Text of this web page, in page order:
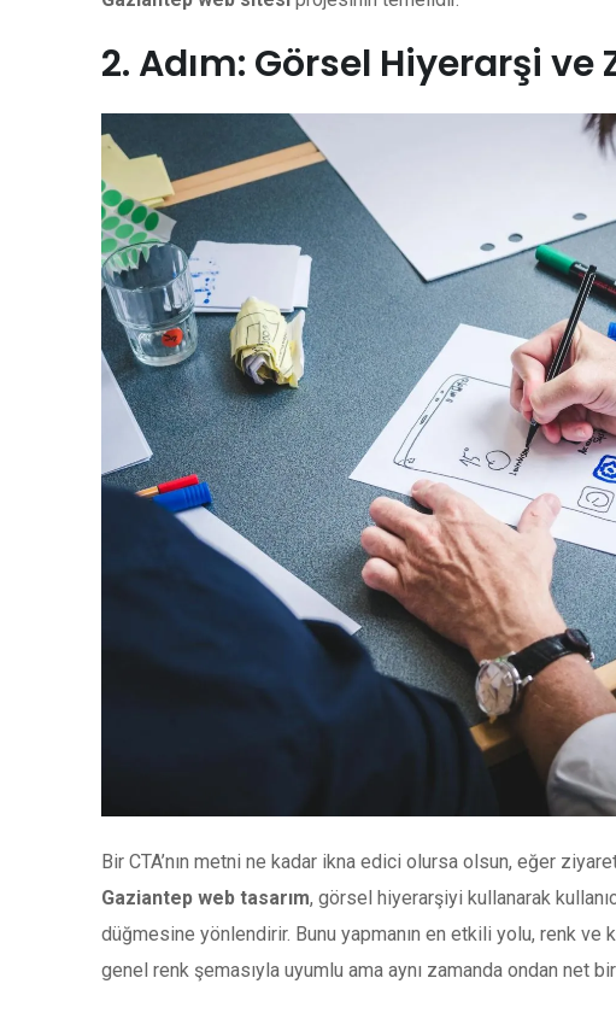
2. Adım: Görsel Hiyerarşi ve
Bir CTA’nın metni ne kadar ikna edici olursa olsun, eğer
Gaziantep web tasarım, görsel hiyerarşiyi kullanarak
düğmesine yönlendirir. Bunu yapmanın en etkili yolu, renk ve
genel renk şemasıyla uyumlu ama aynı zamanda ondan net